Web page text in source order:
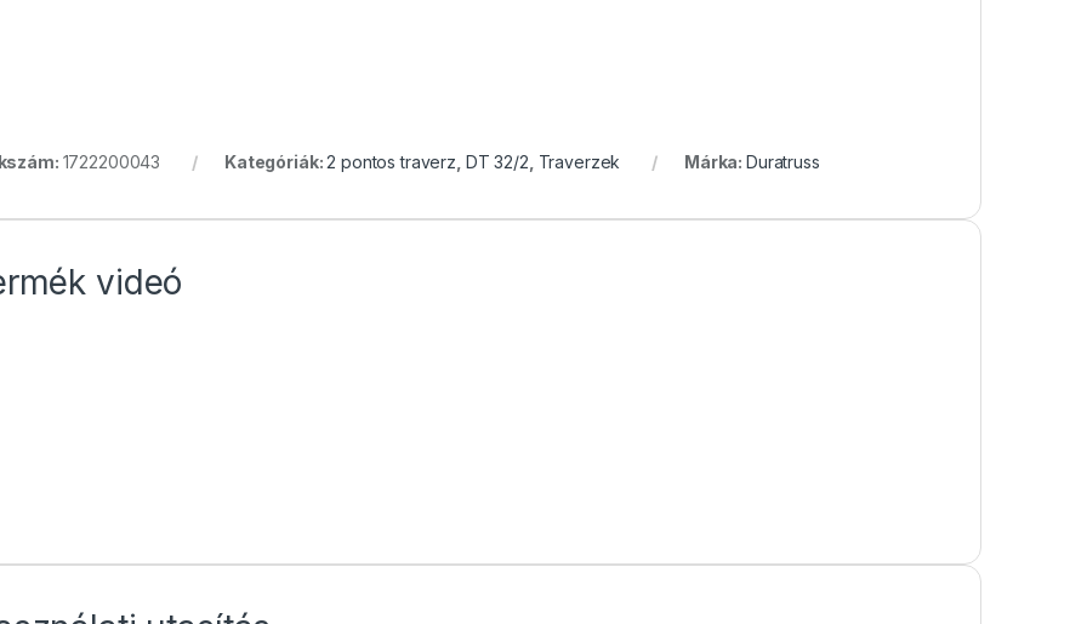
1722200043 Kategóriák:2 pontos traverz DT 32/2 Traverzek Márka:Duratruss
videó